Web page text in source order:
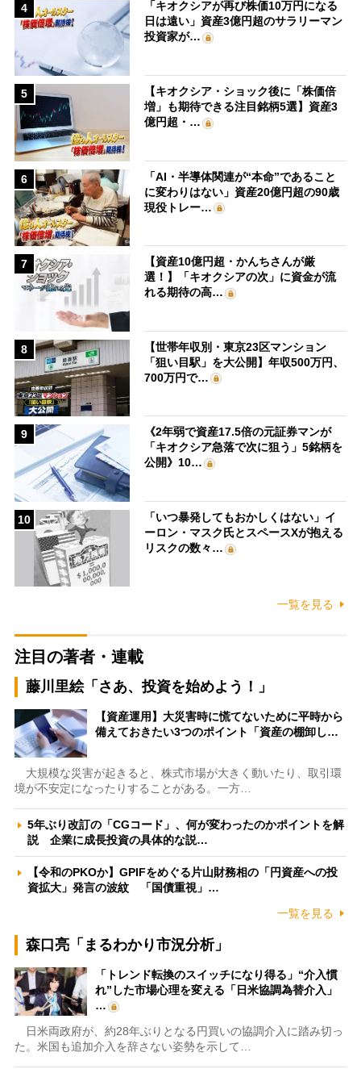
4
「キオクシアが再び株価10万円になる
日は遠い」資産3億円超のサラリーマン
投資家が…
5
【キオクシア・ショック後に「株価倍
増」も期待できる注目銘柄5選】資産3
億円超・…
6
「AI・半導体関連が“本命”であること
に変わりはない」資産20億円超の90歳
現役トレー…
7
【資産10億円超・かんちさんが厳
選！】「キオクシアの次」に資金が流
れる期待の高…
8
【世帯年収別・東京23区マンション
「狙い目駅」を大公開】年収500万円、
700万円で…
9
《2年弱で資産17.5倍の元証券マンが
「キオクシア急落で次に狙う」5銘柄を
公開》10…
10
「いつ暴発してもおかしくはない」イ
ーロン・マスク氏とスペースXが抱える
リスクの数々…
一覧を見る
注目の著者・連載
藤川里絵「さあ、投資を始めよう！」
【資産運用】大災害時に慌てないために平時から
備えておきたい3つのポイント「資産の棚卸し…
大規模な災害が起きると、株式市場が大きく動いたり、取引環
境が不安定になったりすることがある。一方…
5年ぶり改訂の「CGコード」、何が変わったのかポイントを解
説 企業に成長投資の具体的な説…
【令和のPKOか】GPIFをめぐる片山財務相の「円資産への投
資拡大」発言の波紋 「国債重視」…
一覧を見る
森口亮「まるわかり市況分析」
「トレンド転換のスイッチになり得る」“介入慣
れ”した市場心理を変える「日米協調為替介入」
…
日米両政府が、約28年ぶりとなる円買いの協調介入に踏み切っ
た。米国も追加介入を辞さない姿勢を示して…